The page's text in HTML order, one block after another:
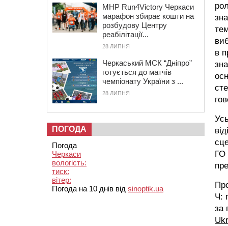
в
ГО
Ч:
за
MHP Run4Victory Черкаси
марафон збирає кошти на
розбудову Центру
реабілітації...
28 ЛИПНЯ
Черкаський МСК “Дніпро”
готується до матчів
чемпіонату України з ...
28 ЛИПНЯ
ПОГОДА
Погода
Черкаси
вологість:
тиск:
вітер:
Погода на 10 днів від sinoptik.ua